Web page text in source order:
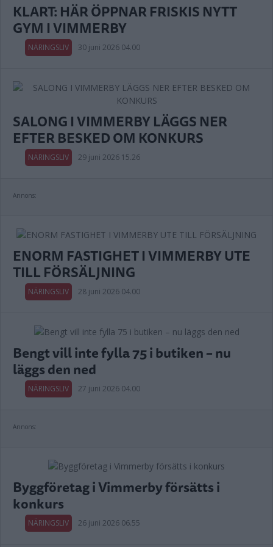
KLART: HÄR ÖPPNAR FRISKIS NYTT
GYM I VIMMERBY
NÄRINGSLIV 30 juni 2026 04.00
SALONG I VIMMERBY LÄGGS NER
EFTER BESKED OM KONKURS
NÄRINGSLIV 29 juni 2026 15.26
Annons:
ENORM FASTIGHET I VIMMERBY UTE
TILL FÖRSÄLJNING
NÄRINGSLIV 28 juni 2026 04.00
Bengt vill inte fylla 75 i butiken – nu
läggs den ned
NÄRINGSLIV 27 juni 2026 04.00
Annons:
Byggföretag i Vimmerby försätts i
konkurs
NÄRINGSLIV 26 juni 2026 06.55